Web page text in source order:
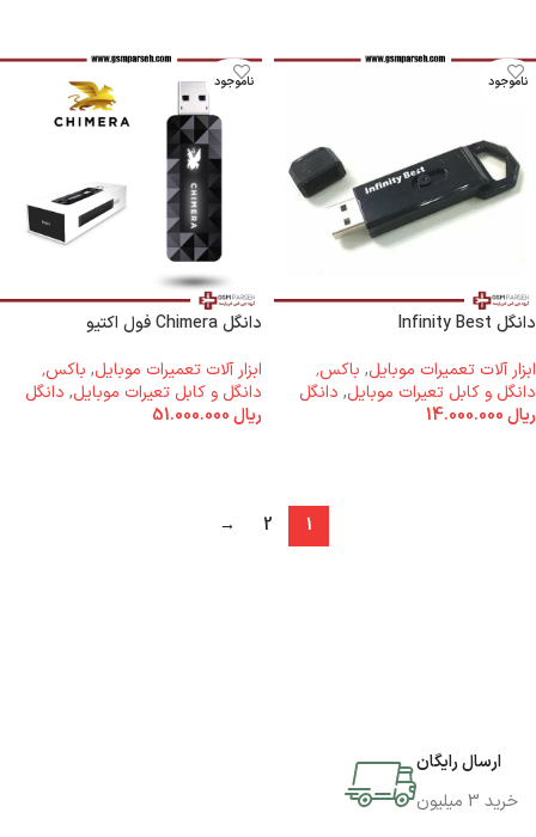
ناموجود
دانگل Infinity Best
ابزار آلات تعمیرات موبایل,
باکس٬
دانگل و کابل تعیرات موبایل, دانگل
ریال
ناموجود
دانگل Chimera فول اکتیو
ابزار آلات تعمیرات موبایل,
باکس٬
دانگل و کابل تعیرات موبایل, دانگل
ریال
1
2
→
ارسال رایگان
خرید 3 میلیون